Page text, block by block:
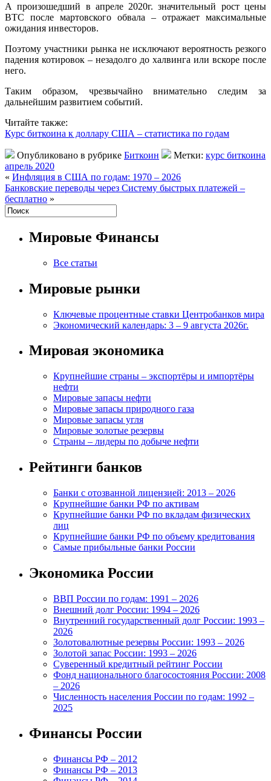
А произошедший в апреле 2020г. значительный рост цены
BTC после мартовского обвала – отражает максимальные
ожидания инвесторов.
Поэтому участники рынка не исключают вероятность резкого
падения котировок – незадолго до халвинга или вскоре после
него.
Таким образом, чрезвычайно внимательно следим за
дальнейшим развитием событий.
Читайте также:
Курс биткоина к доллару США – статистика по годам
Опубликовано в рубрике Биткоин Метки: курс биткоина
апрель 2020
« Инфляция в США по годам: 1970 – 2026
Банковские переводы через Систему быстрых платежей –
бесплатно »
Мировые Финансы
Все статьи
Мировые рынки
Ключевые процентные ставки Центробанков мира
Экономический календарь: 3 – 9 августа 2026г.
Мировая экономика
Крупнейшие страны – экспортёры и импортёры
нефти
Мировые запасы нефти
Мировые запасы природного газа
Мировые запасы угля
Мировые золотые резервы
Страны – лидеры по добыче нефти
Рейтинги банков
Банки с отозванной лицензией: 2013 – 2026
Крупнейшие банки РФ по активам
Крупнейшие банки РФ по вкладам физических
лиц
Крупнейшие банки РФ по объему кредитования
Самые прибыльные банки России
Экономика России
ВВП России по годам: 1991 – 2026
Внешний долг России: 1994 – 2026
Внутренний государственный долг России: 1993 –
2026
Золотовалютные резервы России: 1993 – 2026
Золотой запас России: 1993 – 2026
Суверенный кредитный рейтинг России
Фонд национального благосостояния России: 2008
– 2026
Численность населения России по годам: 1992 –
2025
Финансы России
Финансы РФ – 2012
Финансы РФ – 2013